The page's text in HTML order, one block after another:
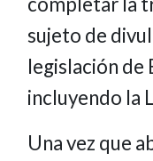
sujeto de
legislación de
incluyendo la
Una vez que